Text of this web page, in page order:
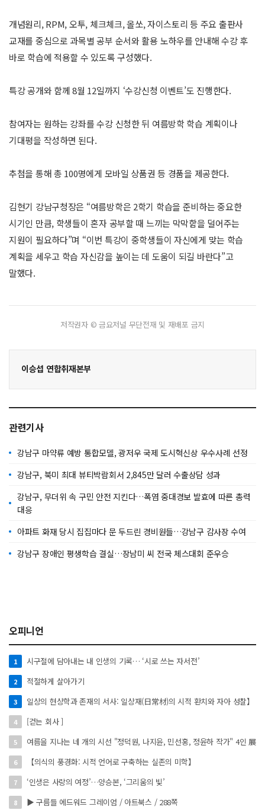
개념원리, RPM, 오투, 체크체크, 올쏘, 자이스토리 등 주요 출판사
교재를 중심으로 과목별 공부 순서와 활용 노하우를 안내해 수강 후
바로 학습에 적용할 수 있도록 구성했다.
특강 공개와 함께 8월 12일까지 ‘수강신청 이벤트’도 진행한다.
참여자는 원하는 강좌를 수강 신청한 뒤 여름방학 학습 계획이나
기대평을 작성하면 된다.
추첨을 통해 총 100명에게 모바일 상품권 등 경품을 제공한다.
김현기 강남구청장은 “여름방학은 2학기 학습을 준비하는 중요한
시기인 만큼, 학생들이 혼자 공부할 때 느끼는 막막함을 덜어주는
지원이 필요하다”며 “이번 특강이 중학생들이 자신에게 맞는 학습
계획을 세우고 학습 자신감을 높이는 데 도움이 되길 바란다”고
말했다.
저작권자 © 금요저널 무단전재 및 재배포 금지
이승섭 연합취재본부
관련기사
강남구 마약류 예방 통합모델, 광저우 국제 도시혁신상 우수사례 선정
강남구, 북미 최대 뷰티박람회서 2,845만 달러 수출상담 성과
강남구, 무더위 속 구민 안전 지킨다…폭염 중대경보 발효에 따른 총력
대응
아파트 화재 당시 집집마다 문 두드린 경비원들…강남구 감사장 수여
강남구 장애인 평생학습 결실…장남미 씨 전국 체스대회 준우승
오피니언
1 시구절에 담아내는 내 인생의 기록… ‘시로 쓰는 자서전’
2 적절하게 살아가기
3 일상의 현상학과 존재의 서사: 일상재(日常材)의 시적 환치와 자아 성찰】
4 [걷는 회사 ]
5 여름을 지나는 네 개의 시선 "정덕원, 나지윤, 민선홍, 정윤하 작가" 4인 展
6 【의식의 풍경화: 시적 언어로 구축하는 실존의 미학】
7 ‘인생은 사랑의 여정’…양승본, ‘그리움의 빛’
8 ▶ 구름들 에드워드 그레이엄 / 아트북스 / 288쪽